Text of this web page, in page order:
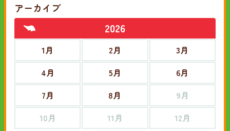
アーカイブ
2026
1月 2月
3月
4月
5月
6月
7月
8月
9月
10月
11月 12月